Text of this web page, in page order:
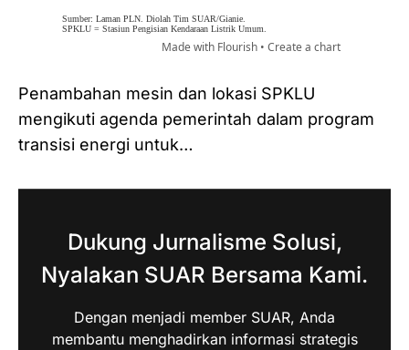
Penambahan mesin dan lokasi SPKLU
mengikuti agenda pemerintah dalam program
transisi energi untuk…
Dukung Jurnalisme Solusi,
Nyalakan SUAR Bersama Kami.
Dengan menjadi member SUAR, Anda
membantu menghadirkan informasi strategis